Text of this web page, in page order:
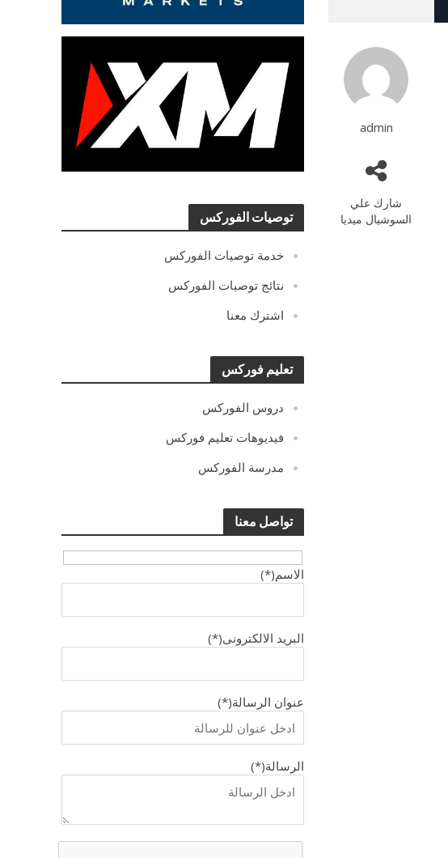
توصيات الفوركس
خدمة توصيات الفوركس
نتائج توصيات الفوركس
اشترك معنا
تعليم فوركس
دروس الفوركس
فيديوهات تعليم فوركس
مدرسة الفوركس
تواصل معنا
الاسم(*)
البريد الالكترونى(*)
عنوان الرسالة(*)
الرسالة(*)
admin
شارك علي
السوشيال ميديا